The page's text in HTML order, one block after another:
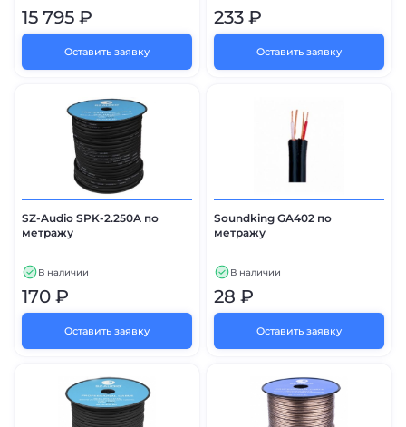
15 795 ₽
Оставить заявку
233 ₽
Оставить заявку
SZ-Audio SPK-2.250A по
метражу
В наличии
170 ₽
Оставить заявку
Soundking GA402 по
метражу
В наличии
28 ₽
Оставить заявку